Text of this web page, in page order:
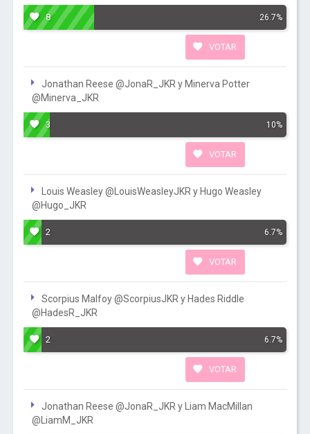
8 26.7%
VOTAR
Jonathan Reese @JonaR_JKR y Minerva Potter
@Minerva_JKR
3 10%
VOTAR
Louis Weasley @LouisWeasleyJKR y Hugo Weasley
@Hugo_JKR
2 6.7%
VOTAR
Scorpius Malfoy @ScorpiusJKR y Hades Riddle
@HadesR_JKR
2 6.7%
VOTAR
Jonathan Reese @JonaR_JKR y Liam MacMillan
@LiamM_JKR